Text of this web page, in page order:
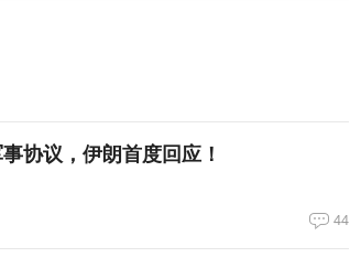
协议，伊朗首度回应！
44